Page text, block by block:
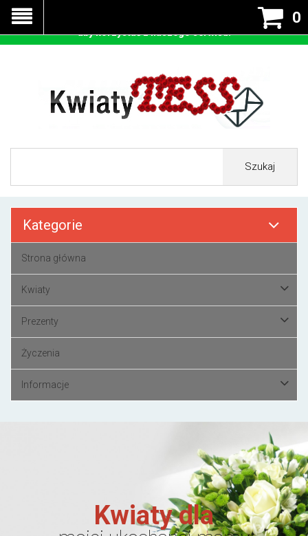
0
Szukaj
Kategorie
Strona główna
Kwiaty
Prezenty
Życzenia
Informacje
Kwiaty dla
Nasza strona korzysta z cookies - czyli tzw ciastek w celu
prawidłowego działania. Zaakceptuj przyjmowanie cookies
aby korzystać z naszego serwisu.